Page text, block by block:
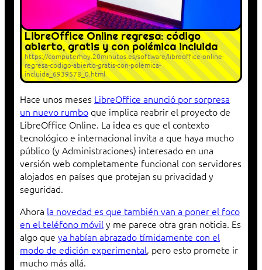
LibreOffice Online regresa: código
abierto, gratis y con polémica incluida
https://computerhoy.20minutos.es/software/libreoffice-online-
regresa-codigo-abierto-gratis-con-polemica-
incluida_6939578_0.html
Hace unos meses LibreOffice anunció por sorpresa
un nuevo rumbo que implica reabrir el proyecto de
LibreOffice Online. La idea es que el contexto
tecnológico e internacional invita a que haya mucho
público (y Administraciones) interesado en una
versión web completamente funcional con servidores
alojados en países que protejan su privacidad y
seguridad.
Ahora la novedad es que también van a poner el foco
en el teléfono móvil y me parece otra gran noticia. Es
algo que ya habían abrazado tímidamente con el
modo de edición experimental, pero esto promete ir
mucho más allá.